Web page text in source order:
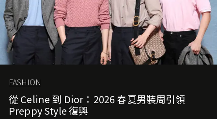
FASHION
從 Celine 到 Dior：2026 春夏男裝周引領
Preppy Style 復興